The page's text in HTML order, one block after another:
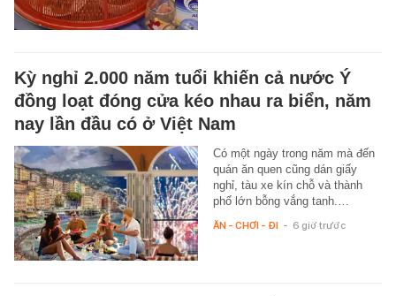
Kỳ nghỉ 2.000 năm tuổi khiến cả nước Ý
đồng loạt đóng cửa kéo nhau ra biển, năm
nay lần đầu có ở Việt Nam
Có một ngày trong năm mà đến
quán ăn quen cũng dán giấy
nghỉ, tàu xe kín chỗ và thành
phố lớn bỗng vắng tanh.…
ĂN - CHƠI - ĐI - 6 giờ trước